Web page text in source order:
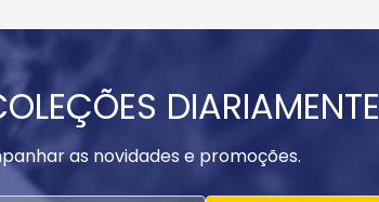
DIARIAMENTE
as novidades e promoções.